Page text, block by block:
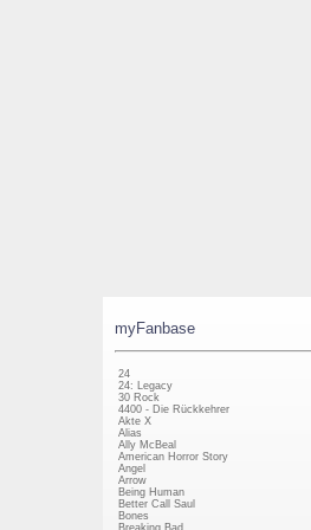
myFanbase
24
24: Legacy
30 Rock
4400 - Die Rückkehrer
Akte X
Alias
Ally McBeal
American Horror Story
Angel
Arrow
Being Human
Better Call Saul
Bones
Breaking Bad